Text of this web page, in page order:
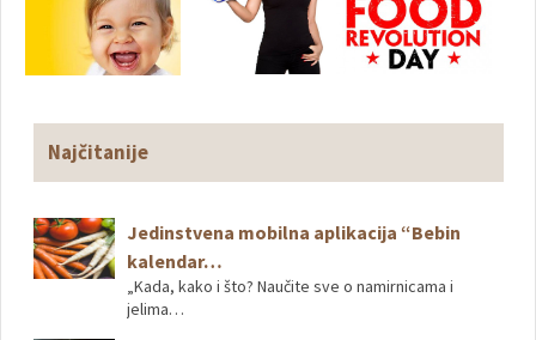
Najčitanije
Jedinstvena mobilna aplikacija “Bebin
kalendar…
„Kada, kako i što? Naučite sve o namirnicama i
jelima…